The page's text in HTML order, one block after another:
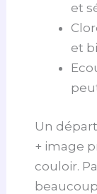
et
et
Un
+ image
couloir.